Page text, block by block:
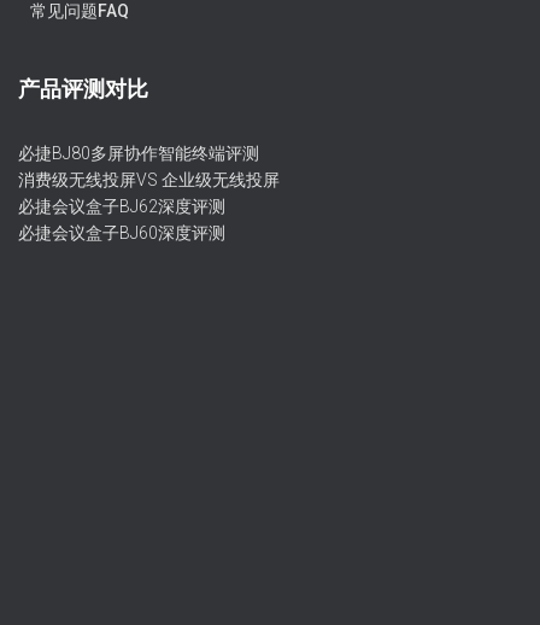
常见问题FAQ
产品评测对比
必捷BJ80多屏协作智能终端评测
消费级无线投屏VS 企业级无线投屏
必捷会议盒子BJ62深度评测
必捷会议盒子BJ60深度评测